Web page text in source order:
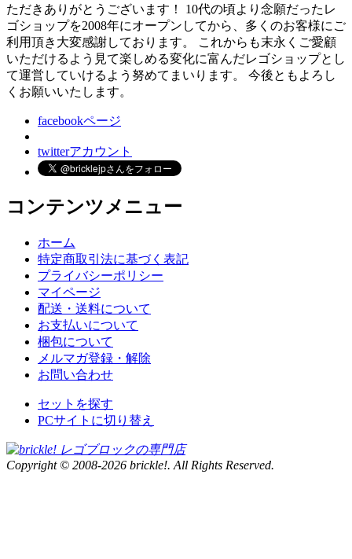
ただきありがとうございます！ 10代の頃より念願だったレ
ゴショップを2008年にオープンしてから、多くのお客様にご
利用頂き大変感謝しております。 これからも末永くご愛顧
いただけるよう見て楽しめる変化に富んだレゴショップとし
て運営していけるよう努めてまいります。 今後ともよろし
くお願いいたします。
facebookページ
twitterアカウント
コンテンツメニュー
ホーム
特定商取引法に基づく表記
プライバシーポリシー
マイページ
配送・送料について
お支払いについて
梱包について
メルマガ登録・解除
お問い合わせ
セットを探す
PCサイトに切り替え
Copyright © 2008-2026 brickle!. All Rights Reserved.